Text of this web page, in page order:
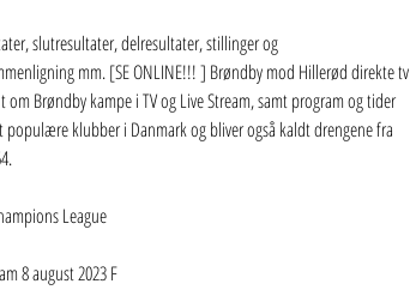
slutresultater, delresultater, stillinger og
mm. [SE ONLINE!!! ] Brøndby mod Hillerød direkte tv
Brøndby kampe i TV og Live Stream, samt program og tider
populære klubber i Danmark og bliver også kaldt drengene fra
League
8 august 2023 F